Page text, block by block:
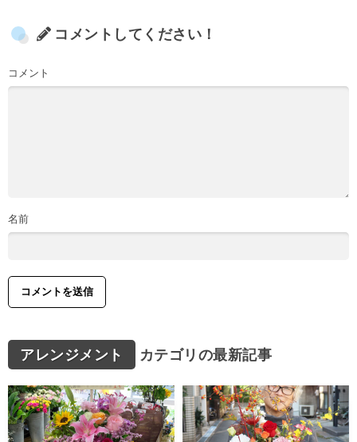
コメントしてください！
コメント
名前
アレンジメント カテゴリの最新記事